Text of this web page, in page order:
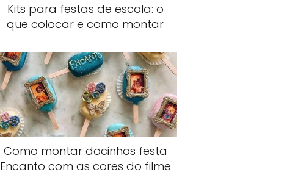
Kits para festas de escola: o
que colocar e como montar
Como montar docinhos festa
Encanto com as cores do filme